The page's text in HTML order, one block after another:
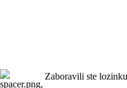
Zaboravili ste